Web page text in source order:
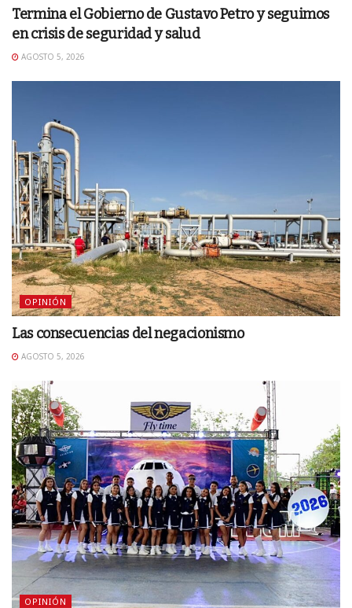
Termina el Gobierno de Gustavo Petro y seguimos
en crisis de seguridad y salud
AGOSTO 5, 2026
OPINIÓN
Las consecuencias del negacionismo
AGOSTO 5, 2026
OPINIÓN